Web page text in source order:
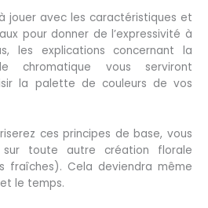
jouer avec les caractéristiques et
pour donner de l’expressivité à
les explications concernant la
chromatique vous serviront
la palette de couleurs de vos
ces principes de base, vous
sur toute autre création florale
fraîches). Cela deviendra même
le temps.